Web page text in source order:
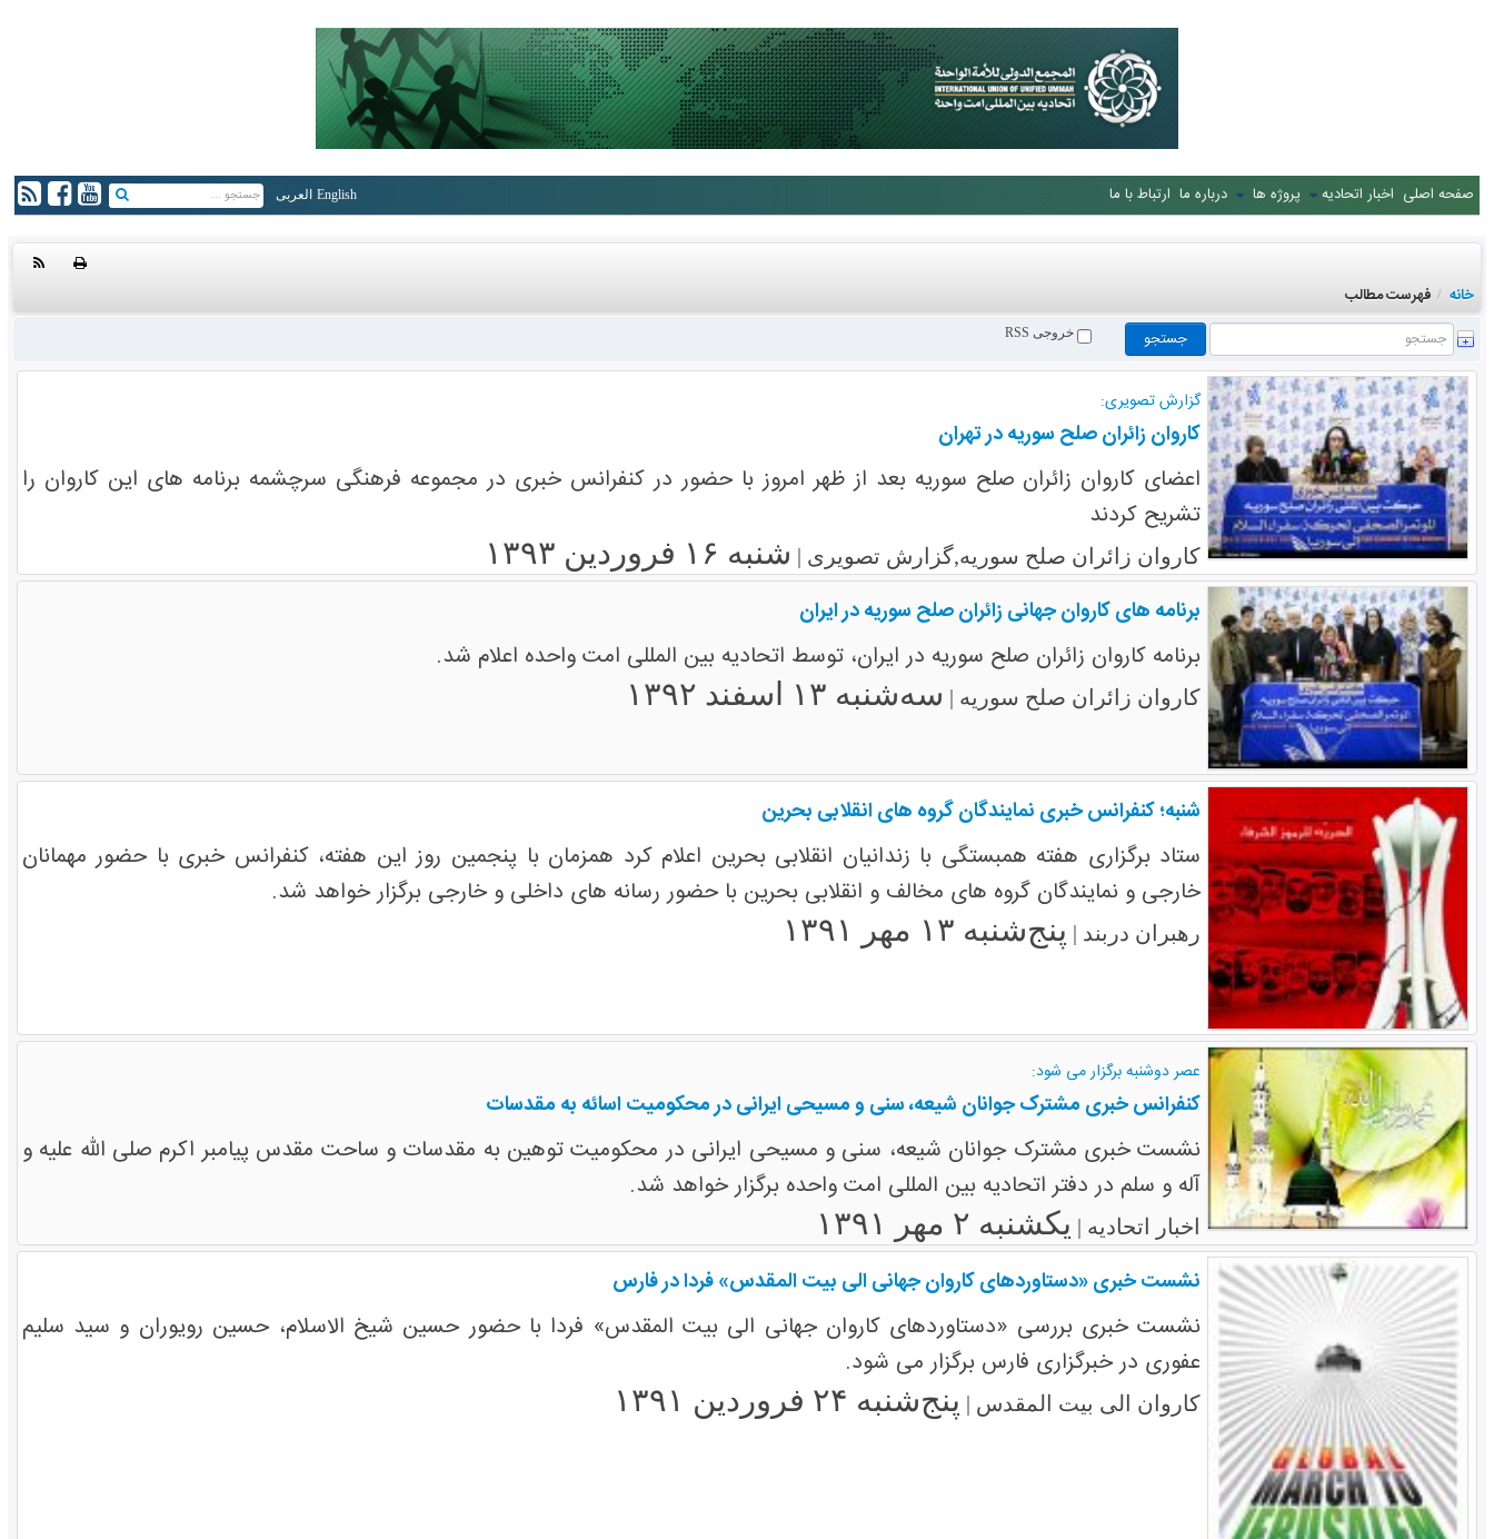
English العربی صفحه اصلی اخبار اتحادیه پروژه ها درباره ما ارتباط با ما
خانه / فهرست مطالب
خروجی RSS
گزارش تصویری:
کاروان زائران صلح سوریه در تهران
اعضای کاروان زائران صلح سوریه بعد از ظهر امروز با حضور در کنفرانس خبری در مجموعه فرهنگی سرچشمه برنامه های این کاروان را
تشریح کردند
کاروان زائران صلح سوریه,گزارش تصویری | شنبه ۱۶ فروردین ۱۳۹۳
برنامه های کاروان جهانی زائران صلح سوریه در ایران
برنامه کاروان زائران صلح سوریه در ایران، توسط اتحادیه بین المللی امت واحده اعلام شد.
کاروان زائران صلح سوریه | سه‌شنبه ۱۳ اسفند ۱۳۹۲
شنبه؛ کنفرانس خبری نمایندگان گروه های انقلابی بحرین
ستاد برگزاری هفته همبستگی با زندانیان انقلابی بحرین اعلام کرد همزمان با پنجمین روز این هفته، کنفرانس خبری با حضور مهمانان
خارجی و نمایندگان گروه های مخالف و انقلابی بحرین با حضور رسانه های داخلی و خارجی برگزار خواهد شد.
رهبران دربند | پنج‌شنبه ۱۳ مهر ۱۳۹۱
عصر دوشنبه برگزار می شود:
کنفرانس خبری مشترک جوانان شیعه، سنی و مسیحی ایرانی در محکومیت اسائه به مقدسات
نشست خبری مشترک جوانان شیعه، سنی و مسیحی ایرانی در محکومیت توهین به مقدسات و ساحت مقدس پیامبر اکرم صلی الله علیه و
آله و سلم در دفتر اتحادیه بین المللی امت واحده برگزار خواهد شد.
اخبار اتحادیه | یکشنبه ۲ مهر ۱۳۹۱
نشست خبری «دستاوردهای کاروان جهانی الی بیت المقدس» فردا در فارس
نشست خبری بررسی «دستاوردهای کاروان جهانی الی بیت المقدس» فردا با حضور حسین شیخ الاسلام، حسین رویوران و سید سلیم
عفوری در خبرگزاری فارس برگزار می شود.
کاروان الی بیت المقدس | پنج‌شنبه ۲۴ فروردین ۱۳۹۱